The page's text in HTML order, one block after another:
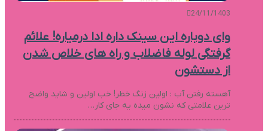
24/11/1403
وای دوباره این سینک داره ادا درمیاره! علائم
گرفتگی لوله فاضلاب و راه های خلاص شدن
از دستشون
آهسته رفتن آب : اولین زنگ خطر! خب اولین و شاید واضح
ترین علامتی که نشون میده یه جای کار…